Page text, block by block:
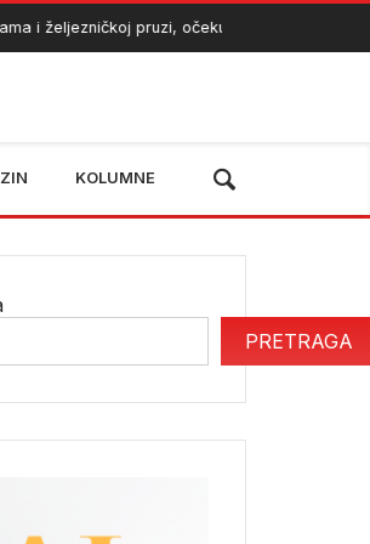
pruzi, očekuje se angažman
KOLUMNE
PRETRAGA